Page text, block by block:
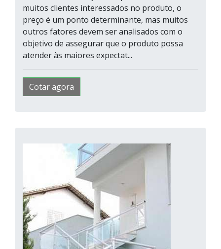
muitos clientes interessados no produto, o
preço é um ponto determinante, mas muitos
outros fatores devem ser analisados com o
objetivo de assegurar que o produto possa
atender às maiores expectat...
Cotar agora